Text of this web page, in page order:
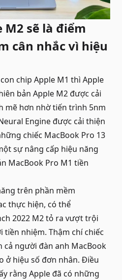
M2 sẽ là điểm
cân nhắc vì hiệu
chip Apple M1 thì Apple
bản Apple M2 được cải
mẽ hơn nhờ tiến trình 5nm
Engine được cải thiện
chiếc MacBook Pro 13
sự nâng cấp hiệu năng
MacBook Pro M1 tiền
trên phần mềm
thực hiện, có thể
2022 M2 tỏ ra vượt trội
nhiệm. Thậm chí chiếc
cả người đàn anh MacBook
ở hiệu số đơn nhân. Điều
rằng Apple đã có những